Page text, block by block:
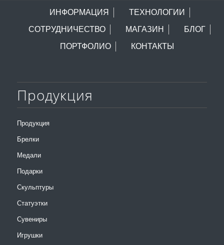
ИНФОРМАЦИЯ
ТЕХНОЛОГИИ
СОТРУДНИЧЕСТВО
МАГАЗИН
БЛОГ
ПОРТФОЛИО
КОНТАКТЫ
Продукция
Продукция
Брелки
Медали
Подарки
Скульптуры
Статуэтки
Сувениры
Игрушки